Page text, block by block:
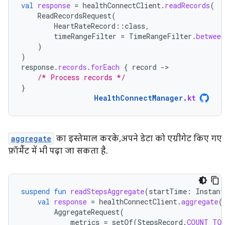
val response = healthConnectClient. readRecords(
ReadRecordsRequest(
HeartRateRecord ::class,
timeRangeFilter = TimeRangeFilter .between
)
)
response. records . forEach { record -
/* Process records */
}
HealthConnectManager. kt
aggregate का इस्तेमाल करके, अपने डेटा को एग्रीगेट किए गए
फ़ॉर्मैट में भी पढ़ा जा सकता है.
suspend fun readStepsAggregate(startTime : Instant
val response = healthConnectClient.aggregate(
AggregateRequest(
metrics = setOf(StepsRecord .